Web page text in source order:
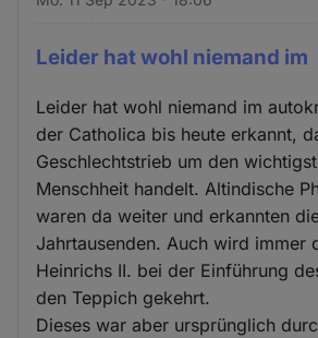
Leider hat wohl niemand im
Leider hat wohl niemand im
der Catholica bis heute erkannt,
Geschlechtstrieb um den
Menschheit handelt. Altindische
waren da weiter und erkannten
Jahrtausenden. Auch wird immer
Heinrichs II. bei der Einführung
den Teppich gekehrt.
Dieses war aber ursprünglich